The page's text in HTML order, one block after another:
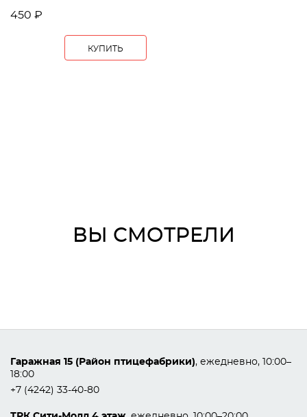
450 ₽
КУПИТЬ
ВЫ СМОТРЕЛИ
Гаражная 15 (Район птицефабрики), ежедневно, 10:00–
18:00
+7 (4242) 33-40-80